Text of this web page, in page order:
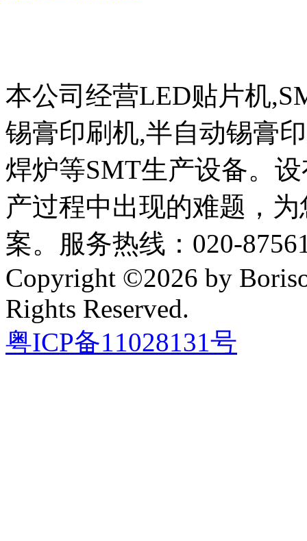
本公司经营LED贴片机
锡膏印刷机,半自动锡膏
焊炉等SMT生产设备。
产过程中出现的难题，
案。服务热线：020-
Copyright ©2026 by
Rights Reserved.
粤ICP备11028131号